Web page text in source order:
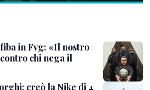
in Fvg: «Il nostro
chi nega il
creò la Nike di 4